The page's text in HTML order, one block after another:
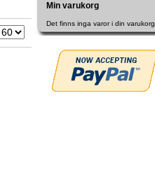
Min varukorg
Det finns inga varor i din varukorg.